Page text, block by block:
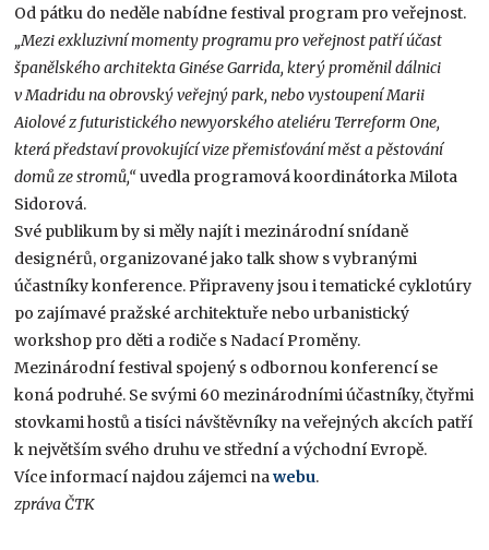
Od pátku do neděle nabídne festival program pro veřejnost.
„Mezi exkluzivní momenty programu pro veřejnost patří účast
španělského architekta Ginése Garrida, který proměnil dálnici
v Madridu na obrovský veřejný park, nebo vystoupení Marii
Aiolové z futuristického newyorského ateliéru Terreform One,
která představí provokující vize přemisťování měst a pěstování
domů ze stromů,“uvedla programová koordinátorka Milota
Sidorová.
Své publikum by si měly najít i mezinárodní snídaně
designérů, organizované jako talk show s vybranými
účastníky konference. Připraveny jsou i tematické cyklotúry
po zajímavé pražské architektuře nebo urbanistický
workshop pro děti a rodiče s Nadací Proměny.
Mezinárodní festival spojený s odbornou konferencí se
koná podruhé. Se svými 60 mezinárodními účastníky, čtyřmi
stovkami hostů a tisíci návštěvníky na veřejných akcích patří
k největším svého druhu ve střední a východní Evropě.
Více informací najdou zájemci nawebu.
zpráva ČTK